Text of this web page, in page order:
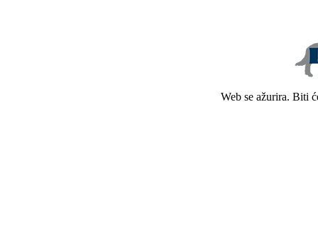
Web se ažurira. Biti